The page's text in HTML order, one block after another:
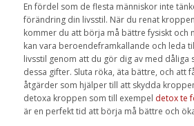
En fördel som de flesta människor inte
förändring din livsstil. När du renat
kommer du att börja må bättre fysiskt och
kan vara beroendeframkallande och leda
livsstil genom att du gör dig av med dåliga
dessa gifter. Sluta röka, äta bättre, och att
åtgärder som hjälper till att skydda
detoxa kroppen som till exempel detox te
är en perfekt tid att börja må bättre och